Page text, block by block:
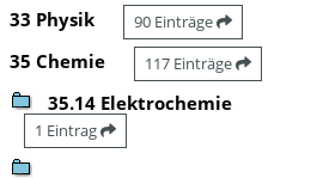
33 Physik 90 Einträge
35 Chemie 117 Einträge
35.14 Elektrochemie
1 Eintrag